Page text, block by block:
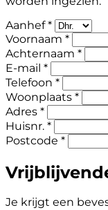
Aanhef *
Voornaam *
Achternaam *
E-mail *
Telefoon *
Woonplaats *
Adres *
Huisnr. *
Postcode *
Je krijgt een